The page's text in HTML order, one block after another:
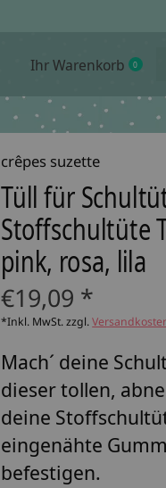
Ihr Warenkorb 0items
crêpes suzette
Tüll für
Stoffschultüte
pink, rosa, lila
€19,09 *
*Inkl. MwSt. zzgl.
Mach´ deine
dieser tollen,
deine
eingenähte
befestigen.